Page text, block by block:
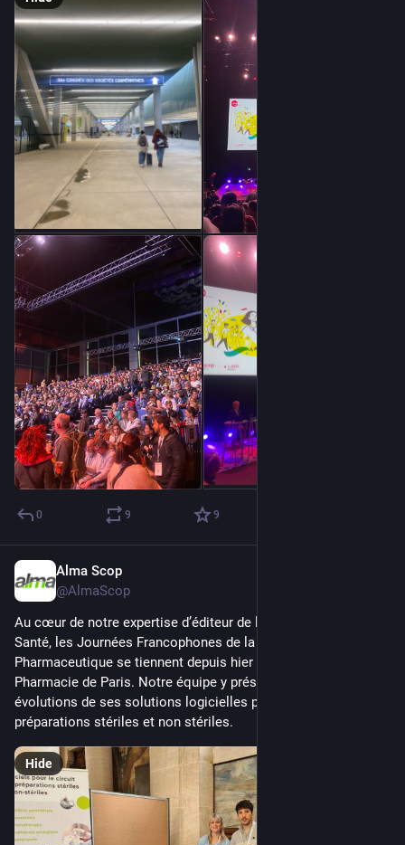
0 9 9
Alma Scop
@AlmaScop
Au cœur de notre expertise d’éditeur de logiciels pour la
Santé, les Journées Francophones de la Préparation
Pharmaceutique se tiennent depuis hier à la faculté de
Pharmacie de Paris. Notre équipe y présente les dernières
évolutions de ses solutions logicielles pour le circuit des
préparations stériles et non stériles.
Hide